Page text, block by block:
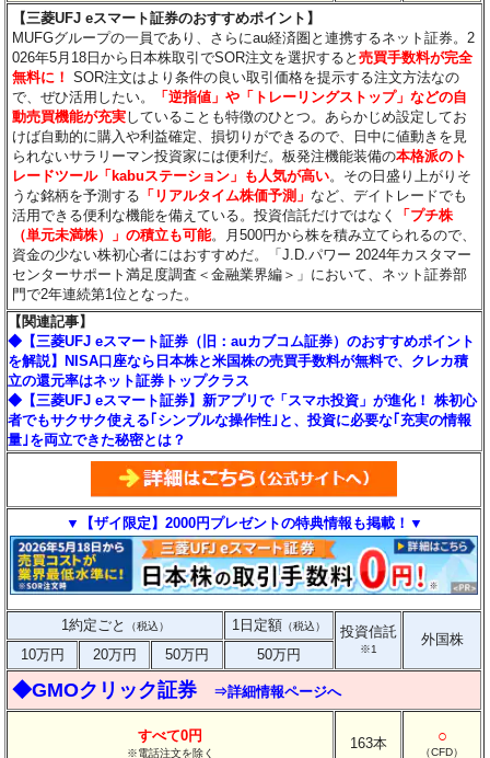
【三菱UFJ eスマート証券のおすすめポイント】
MUFGグループの一員であり、さらにau経済圏と連携するネット証券。2
026年5月18日から日本株取引でSOR注文を選択すると売買手数料が完全
無料に！ SOR注文はより条件の良い取引価格を提示する注文方法なの
で、ぜひ活用したい。
「逆指値」や「トレーリングストップ」などの自
動売買機能が充実していることも特徴のひとつ。あらかじめ設定してお
けば自動的に購入や利益確定、損切りができるので、日中に値動きを見
られないサラリーマン投資家には便利だ。板発注機能装備の本格派のト
レードツール「kabuステーション」も人気が高い。その日盛り上がりそ
うな銘柄を予測する 「リアルタイム株価予測」 など、デイトレードでも
活用できる便利な機能を備えている。投資信託だけではなく
「プチ株
（単元未満株）」の積立も可能。月500円から株を積み立てられるので、
資金の少ない株初心者にはおすすめだ。「J.D.パワー 2024年カスタマー
センターサポート満足度調査＜金融業界編＞」において、ネット証券部
門で2年連続第1位となった。
【関連記事】
◆【三菱UFJ eスマート証券（旧：auカブコム証券）のおすすめポイント
を解説】NISA口座なら日本株と米国株の売買手数料が無料で、クレカ積
立の還元率はネット証券トップクラス
◆【三菱UFJ eスマート証券】新アプリで「スマホ投資」が進化！ 株初心
者でもサクサク使える｢シンプルな操作性｣と、投資に必要な｢充実の情報
量｣を両立できた秘密とは？
▼【ザイ限定】2000円プレゼントの特典情報も掲載！▼
1約定ごと （税込） 1日定額 （税込） 投資信託
※1
外国株
10万円
20万円 50万円 50万円
◆GMOクリック証券 ⇒詳細情報ページへ
すべて0円
※電話注文を除く
163本 ○
（CFD）